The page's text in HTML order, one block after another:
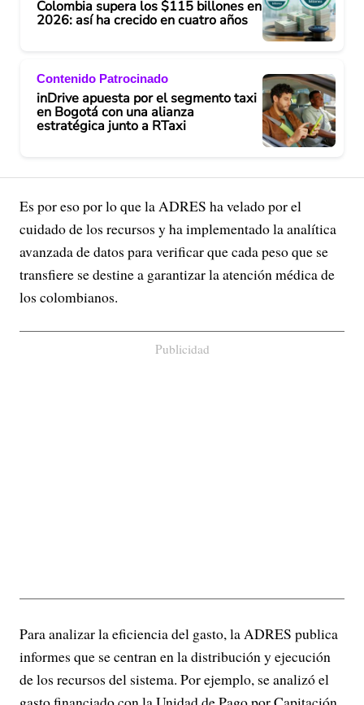
Colombia supera los $115 billones en
2026: así ha crecido en cuatro años
Contenido Patrocinado
inDrive apuesta por el segmento taxi
en Bogotá con una alianza
estratégica junto a RTaxi
Es por eso por lo que la ADRES ha velado por el
cuidado de los recursos y ha implementado la analítica
avanzada de datos para verificar que cada peso que se
transfiere se destine a garantizar la atención médica de
los colombianos.
Publicidad
Para analizar la eficiencia del gasto, la ADRES publica
informes que se centran en la distribución y ejecución
de los recursos del sistema. Por ejemplo, se analizó el